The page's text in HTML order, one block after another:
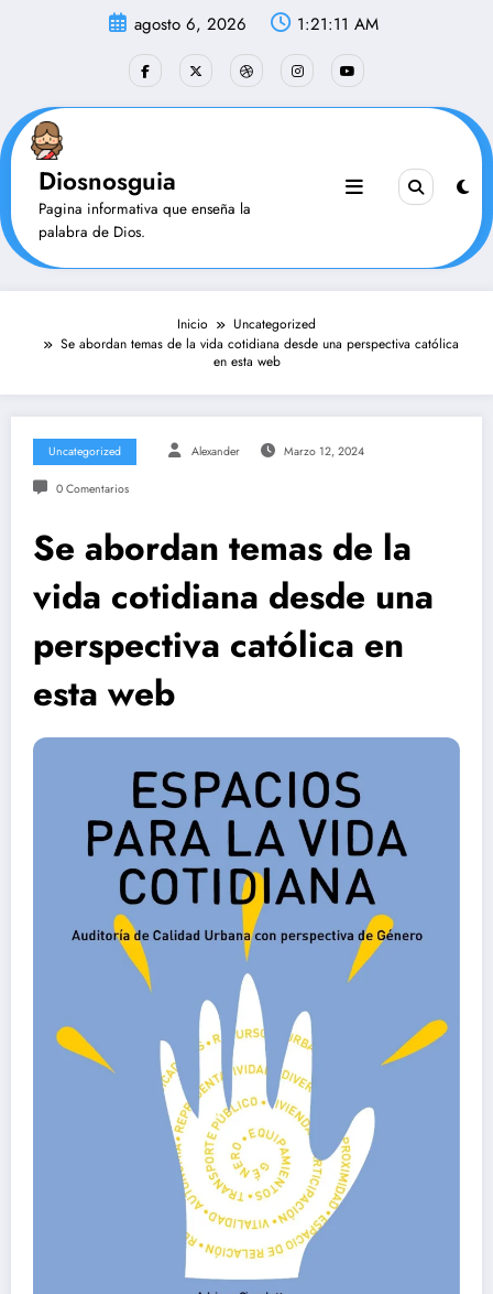
agosto 6, 2026 1:21:12 AM
Diosnosguia
Pagina informativa que enseña la
palabra de Dios.
Inicio
Uncategorized
Se abordan temas de la vida cotidiana desde una perspectiva católica
en esta web
Uncategorized Alexander Marzo 12, 2024
0 Comentarios
Se abordan temas de la
vida cotidiana desde una
perspectiva católica en
esta web